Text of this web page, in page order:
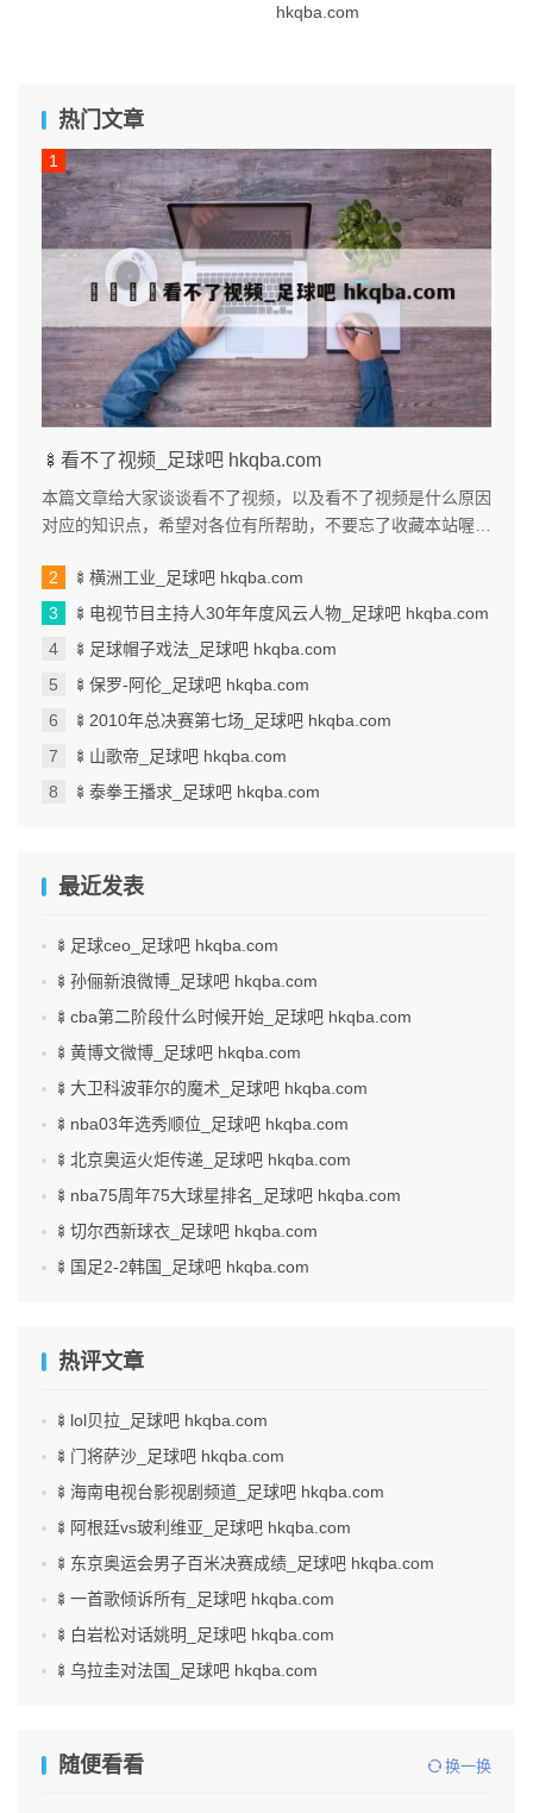
hkqba.com
热门文章
🍢看不了视频_足球吧 hkqba.com
本篇文章给大家谈谈看不了视频，以及看不了视频是什么原因
对应的知识点，希望对各位有所帮助，不要忘了收藏本站喔。
🍢横洲工业_足球吧 hkqba.com
🍢电视节目主持人30年年度风云人物_足球吧 hkqba.com
🍢足球帽子戏法_足球吧 hkqba.com
🍢保罗-阿伦_足球吧 hkqba.com
🍢2010年总决赛第七场_足球吧 hkqba.com
🍢山歌帝_足球吧 hkqba.com
🍢泰拳王播求_足球吧 hkqba.com
最近发表
🍢足球ceo_足球吧 hkqba.com
🍢孙俪新浪微博_足球吧 hkqba.com
🍢cba第二阶段什么时候开始_足球吧 hkqba.com
🍢黄博文微博_足球吧 hkqba.com
🍢大卫科波菲尔的魔术_足球吧 hkqba.com
🍢nba03年选秀顺位_足球吧 hkqba.com
🍢北京奥运火炬传递_足球吧 hkqba.com
🍢nba75周年75大球星排名_足球吧 hkqba.com
🍢切尔西新球衣_足球吧 hkqba.com
🍢国足2-2韩国_足球吧 hkqba.com
热评文章
🍢lol贝拉_足球吧 hkqba.com
🍢门将萨沙_足球吧 hkqba.com
🍢海南电视台影视剧频道_足球吧 hkqba.com
🍢阿根廷vs玻利维亚_足球吧 hkqba.com
🍢东京奥运会男子百米决赛成绩_足球吧 hkqba.com
🍢一首歌倾诉所有_足球吧 hkqba.com
🍢白岩松对话姚明_足球吧 hkqba.com
🍢乌拉圭对法国_足球吧 hkqba.com
随便看看 换一换